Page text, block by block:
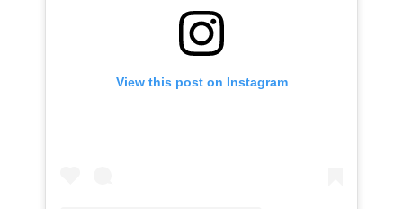
View this post on Instagram